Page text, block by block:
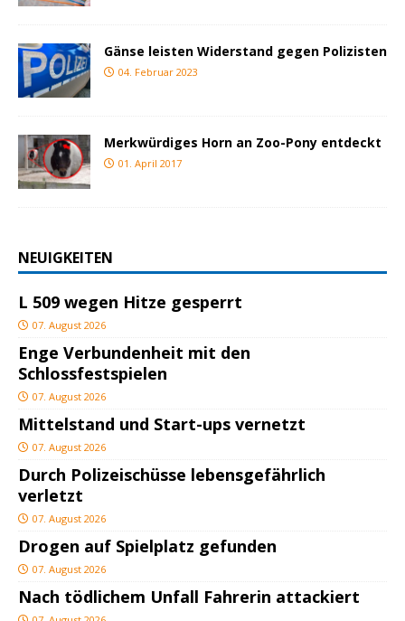
Gänse leisten Widerstand gegen Polizisten
04. Februar 2023
Merkwürdiges Horn an Zoo-Pony entdeckt
01. April 2017
NEUIGKEITEN
L 509 wegen Hitze gesperrt
07. August 2026
Enge Verbundenheit mit den
Schlossfestspielen
07. August 2026
Mittelstand und Start-ups vernetzt
07. August 2026
Durch Polizeischüsse lebensgefährlich
verletzt
07. August 2026
Drogen auf Spielplatz gefunden
07. August 2026
Nach tödlichem Unfall Fahrerin attackiert